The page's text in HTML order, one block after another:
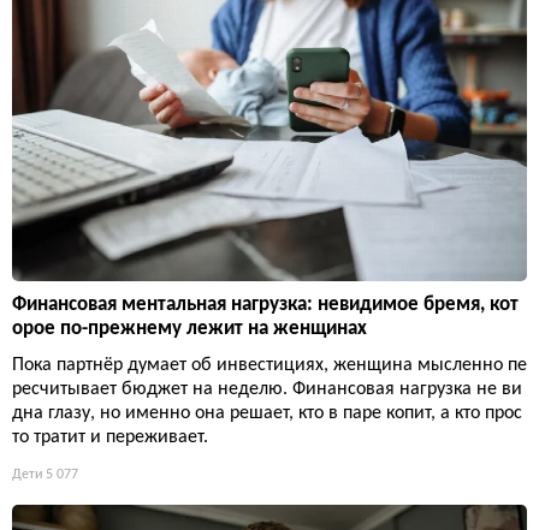
Финансовая ментальная нагрузка: невидимое бремя, кот
орое по-прежнему лежит на женщинах
Пока партнёр думает об инвестициях, женщина мысленно пе
ресчитывает бюджет на неделю. Финансовая нагрузка не ви
дна глазу, но именно она решает, кто в паре копит, а кто прос
то тратит и переживает.
Дети 5 077